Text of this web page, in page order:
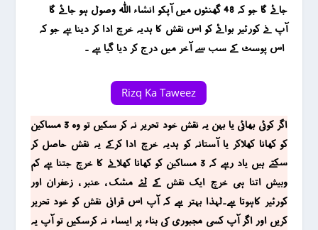
جائے گا جو کہ 48 گھنٹوں میں آپکو انشاء اللہ وصول ہو جائے گا
آپ نے کورئیر بوائے کو اس نقش کا ہدیہ خرچ ادا کر دینا ہے جو کہ
Rizq Ka Taweez
اگر کوئی بھائی یا بہن یہ نقش خود تحریر نہ کر سکیں تو وہ 3 مساکین
کو کھانا کھلاکر یا آستانہ کو ہدیہ خرچ ادا کرکے یہ نقش حاصل کر
سکتے ہیں یاد رہے کہ 3 مساکین کو کھانا کھلانے کا خرچ جتنا ہے کم
وبیش اتنا ہی خرچ ایک نقش کے لئے مشک ، عنبر ، زعفران اور
کورئیر کاہوتا ہے۔لہذا بہتر ہے کہ آپ اس قرانی نقش کو خود تحریر
کریں اور اگر آپ کسی مجبوری کی بناء پر ایساء نہ کرسکیں تو آپ یہ